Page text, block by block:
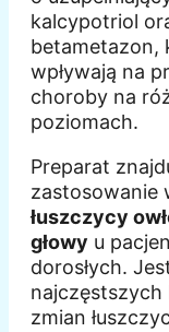
kalcypotriol
betametazon,
wpływają na
choroby na
poziomach.
Preparat
zastosowanie
łuszczycy
głowy u
dorosłych.
najczęstszych
zmian